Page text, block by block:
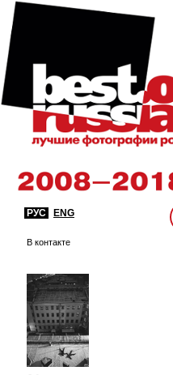
РУС ENG
В контакте